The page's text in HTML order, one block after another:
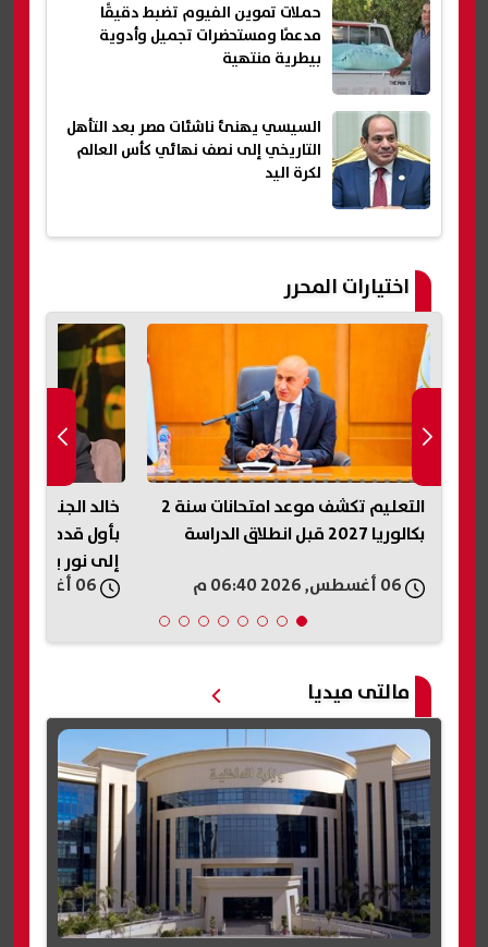
حملات تموين الفيوم تضبط دقيقًا
مدعمًا ومستحضرات تجميل وأدوية
بيطرية منتهية
السيسي يهنئ ناشئات مصر بعد التأهل
التاريخي إلى نصف نهائي كأس العالم
لكرة اليد
اختيارات المحرر
التعليم تكشف موعد امتحانات سنة 2
بكالوريا 2027 قبل انطلاق الدراسة
خالد الجندي:
بأول قدم في
إلى نور يوم
مالتى ميديا